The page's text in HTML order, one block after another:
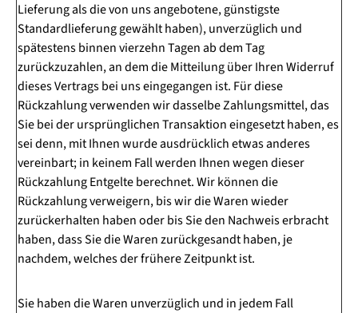
Lieferung als die von uns angebotene, günstigste
Standardlieferung gewählt haben), unverzüglich und
spätestens binnen vierzehn Tagen ab dem Tag
zurückzuzahlen, an dem die Mitteilung über Ihren Widerruf
dieses Vertrags bei uns eingegangen ist. Für diese
Rückzahlung verwenden wir dasselbe Zahlungsmittel, das
Sie bei der ursprünglichen Transaktion eingesetzt haben, es
sei denn, mit Ihnen wurde ausdrücklich etwas anderes
vereinbart; in keinem Fall werden Ihnen wegen dieser
Rückzahlung Entgelte berechnet. Wir können die
Rückzahlung verweigern, bis wir die Waren wieder
zurückerhalten haben oder bis Sie den Nachweis erbracht
haben, dass Sie die Waren zurückgesandt haben, je
nachdem, welches der frühere Zeitpunkt ist.
Sie haben die Waren unverzüglich und in jedem Fall